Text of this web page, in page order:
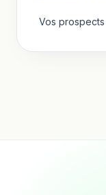
Vos prospects